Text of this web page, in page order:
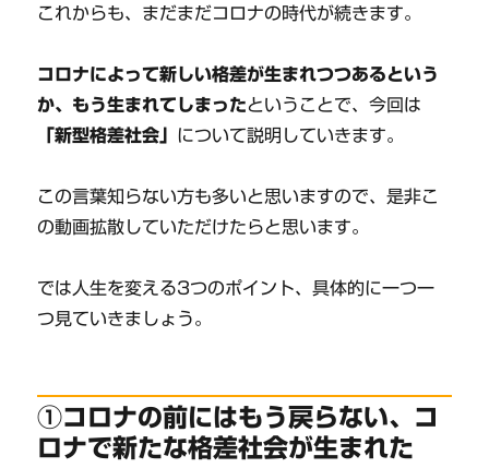
これからも、まだまだコロナの時代が続きます。
コロナによって新しい格差が生まれつつあるという
か、もう生まれてしまったということで、今回は
「新型格差社会」 について説明していきます。
この言葉知らない方も多いと思いますので、是非こ
の動画拡散していただけたらと思います。
では人生を変える3つのポイント、具体的に一つ一
つ見ていきましょう。
①コロナの前にはもう戻らない、コ
ロナで新たな格差社会が生まれた